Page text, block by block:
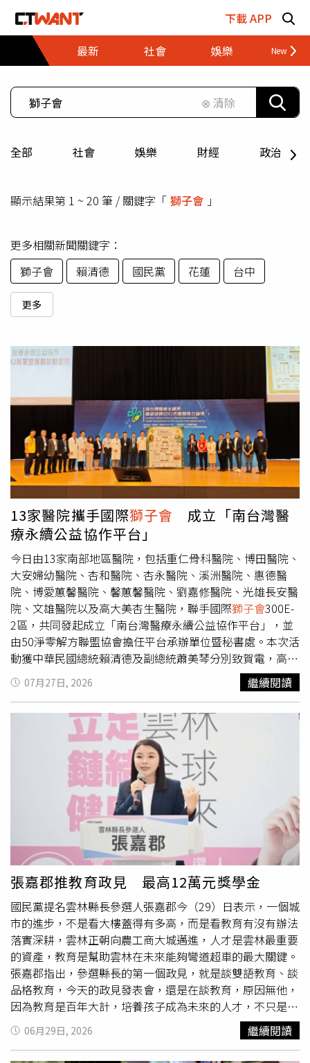
下載 APP
最新
社會 娛樂 財經
⊗ 清除
全部 社會 娛樂 財經 政治
顯示結果第 1 ~ 20 筆 / 關鍵字「 獅子會 」
更多相關新聞關鍵字：
獅子會
賴清德 國民黨 花蓮 台中
更多
13家醫院攜手國際獅子會 成立「南台灣醫
療永續公益協作平台」
今日由13家南部地區醫院，包括重仁骨科醫院、博田醫院、
大安婦幼醫院、杏和醫院、杏永醫院、溪洲醫院、惠德醫
院、博愛蕙馨醫院、馨蕙馨醫院、劉嘉修醫院、光雄長安醫
院、文雄醫院以及高大美杏生醫院，聯手國際獅子會300E-
2區，共同發起成立「南台灣醫療永續公益協作平台」，並
由50淨零解方聯盟協會擔任平台承辦單位暨秘書處。本次活
動獲中華民國總統賴清德及副總統蕭美琴分別致賀電，高雄
市議員林智鴻亦親自出席，肯定健康深耕理念及醫療永續合
作方向，展現中央與地方對健康臺灣政策及跨域合作推動醫
療永續的重視。 50淨零解方聯盟協會理事長謝伯彬表示，
今天不是只辦一場論壇，而是正式成立一個可持續運作的平
台；13家醫院，是平台成立的開始，而不是終點。未來將持
續打造南台灣最大的醫療永續公益合作平台，透過醫療院
所、公益社團、中小企業及ESG解方夥伴的跨域合作，協助
串聯健康深耕、智慧醫療、低碳改善、社區照護、人才培育
及供應鏈合作等資源 ，並建立後續媒合與合作機制，讓醫
療永續從政策願景落實為具體行動，同時促進地方產業升級
與跨域資源整合。全體ESG健康深耕供應鏈夥伴合影。（圖
片來源／主辦單位）本次論壇亦獲得迎蜂有限公司、開啟品
牌行銷顧問、福味樂生物科技有限公司、亞德隆貿易有限公
司、荷緻時尚、大久國際有限公司以及有裕婚禮蛋糕等企業
共同支持，集結智慧醫療、健康照護、節能設備、教育訓
練、社會影響力、長照服務及ESG顧問等不同領域資源，共
同投入南台灣醫療永續推動。主辦單位50淨零解方聯盟協會
國際公關發言人温志文表示，企業不只是供應鏈夥伴，更是
推動健康促進、永續治理與社會責任的重要力量，期望透過
論壇建立醫療院所與企業間的合作橋梁，攜手打造兼具健康
照護、社會影響力與永續發展的醫療生態圈。論壇將聚焦健
康促進、醫療永續、產業媒合及人才培育四大主軸，透過主
題論壇、政策分享、解方短講及供應鏈媒合交流，協助醫療
院所盤點永續需求，並串聯智慧醫療、節能設備、健康促
07月27日, 2026 繼續閱讀
張嘉郡推教育政見 最高12萬元獎學金
國民黨提名雲林縣長參選人張嘉郡今（29）日表示，一個城
市的進步，不是看大樓蓋得有多高，而是看教育有沒有辦法
落實深耕，雲林正朝向農工商大城邁進，人才是雲林最重要
的資產，教育是幫助雲林在未來能夠彎道超車的最大關鍵。
張嘉郡指出，參選縣長的第一個政見，就是談雙語教育、談
品格教育，今天的政見發表會，還是在談教育，原因無他，
因為教育是百年大計，培養孩子成為未來的人才，不只是投
資孩子的未來，也是增加雲林的競爭力。「立足雲林、鏈結
全球、健康未來」，張嘉郡續指，這是自己給孩子們的承
諾，希望雲林的孩子們不用辛苦到外縣市去求學，未來可以
06月29日, 2026 繼續閱讀